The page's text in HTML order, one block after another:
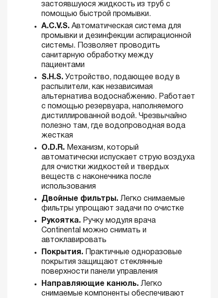
застоявшуюся жидкость из труб с
помощью быстрой промывки.
A.C.V.S. Автоматическая система для
промывки и дезинфекции аспирационной
системы. Позволяет проводить
санитарную обработку между
пациентами
S.H.S. Устройство, подающее воду в
распылители, как независимая
альтернатива водоснабжению. Работает
с помощью резервуара, наполняемого
дистиллированной водой. Чрезвычайно
полезно там, где водопроводная вода
жесткая
O.D.R. Механизм, который
автоматически испускает струю воздуха
для очистки жидкостей и твердых
веществ с наконечника после
использования
Двойные фильтры. Легко снимаемые
фильтры упрощают задачи по очистке
Рукоятка. Ручку модуля врача
Continental можно снимать и
автоклавировать
Покрытия. Практичные одноразовые
покрытия защищают стеклянные
поверхности панели управления
Направляющие канюль. Легко
снимаемые компоненты обеспечивают